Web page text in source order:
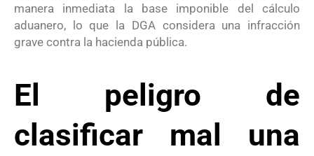
manera inmediata la base imponible del cálculo
aduanero, lo que la DGA considera una infracción
grave contra la hacienda pública.
El peligro de
clasificar mal una